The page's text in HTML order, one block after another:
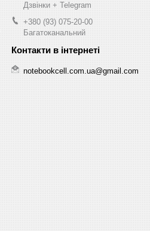
Дзвінки + Telegram
+380 (93) 075-20-00
Багатоканальний
notebookcell.com.ua@gmail.com